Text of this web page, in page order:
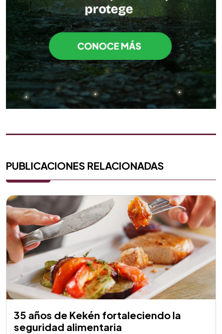
PUBLICACIONES RELACIONADAS
35 años de Kekén fortaleciendo la
seguridad alimentaria